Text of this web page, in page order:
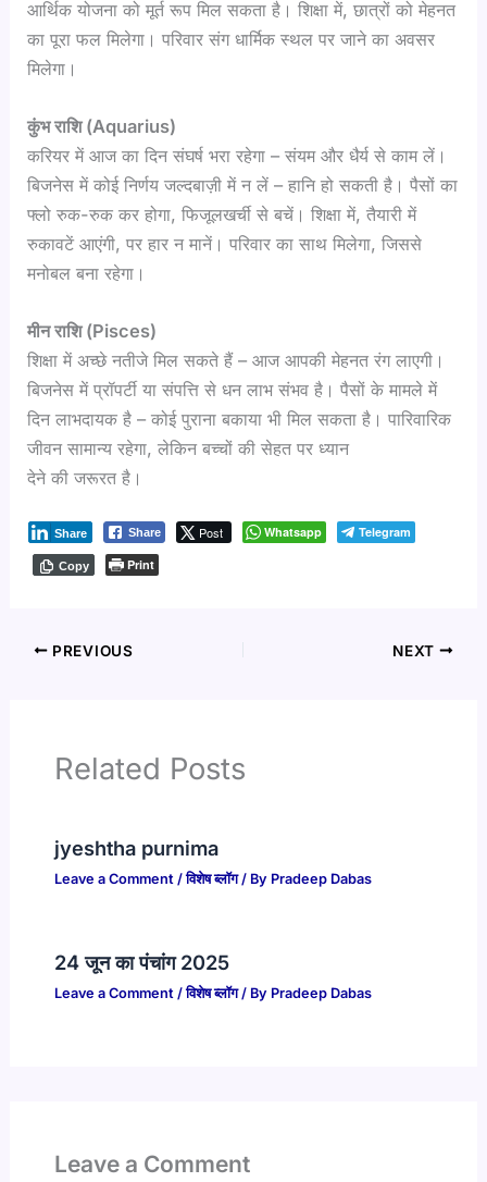
आर्थिक योजना को मूर्त रूप मिल सकता है। शिक्षा में, छात्रों को मेहनत
का पूरा फल मिलेगा। परिवार संग धार्मिक स्थल पर जाने का अवसर
मिलेगा।
कुंभ राशि (Aquarius)
करियर में आज का दिन संघर्ष भरा रहेगा – संयम और धैर्य से काम लें।
बिजनेस में कोई निर्णय जल्दबाज़ी में न लें – हानि हो सकती है। पैसों का
फ्लो रुक-रुक कर होगा, फिजूलखर्ची से बचें। शिक्षा में, तैयारी में
रुकावटें आएंगी, पर हार न मानें। परिवार का साथ मिलेगा, जिससे
मनोबल बना रहेगा।
मीन राशि (Pisces)
शिक्षा में अच्छे नतीजे मिल सकते हैं – आज आपकी मेहनत रंग लाएगी।
बिजनेस में प्रॉपर्टी या संपत्ति से धन लाभ संभव है। पैसों के मामले में
दिन लाभदायक है – कोई पुराना बकाया भी मिल सकता है। पारिवारिक
जीवन सामान्य रहेगा, लेकिन बच्चों की सेहत पर ध्यान
देने की जरूरत है।
Share Post
Share Whatsapp Telegram
Copy Print
PREVIOUS NEXT
Related Posts
jyeshtha purnima
Leave a Comment /विशेष ब्लॉग/ By Pradeep Dabas
24 जून का पंचांग 2025
Leave a Comment /विशेष ब्लॉग/ By Pradeep Dabas
Leave a Comment